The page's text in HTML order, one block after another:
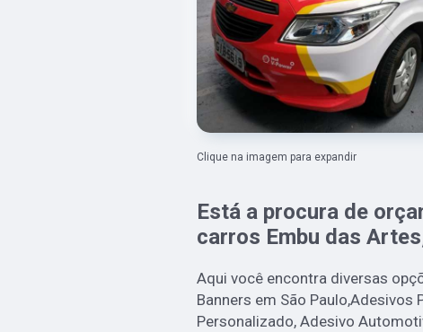
Clique na imagem para expandir
Está a procura de
carros Embu das
Aqui você encontra diversas
Banners em São
Personalizado, Adesivo